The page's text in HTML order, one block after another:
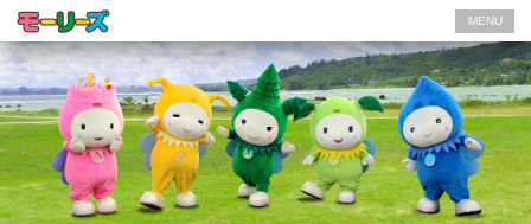
MENU